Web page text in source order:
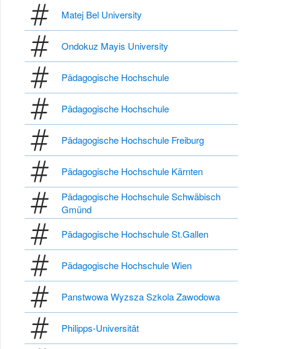
Matej Bel University
Ondokuz Mayis University
Pädagogische Hochschule
Pädagogische Hochschule
Pädagogische Hochschule Freiburg
Pädagogische Hochschule Kärnten
Pädagogische Hochschule Schwäbisch
Gmünd
Pädagogische Hochschule St.Gallen
Pädagogische Hochschule Wien
Panstwowa Wyzsza Szkola Zawodowa
Philipps-Universität